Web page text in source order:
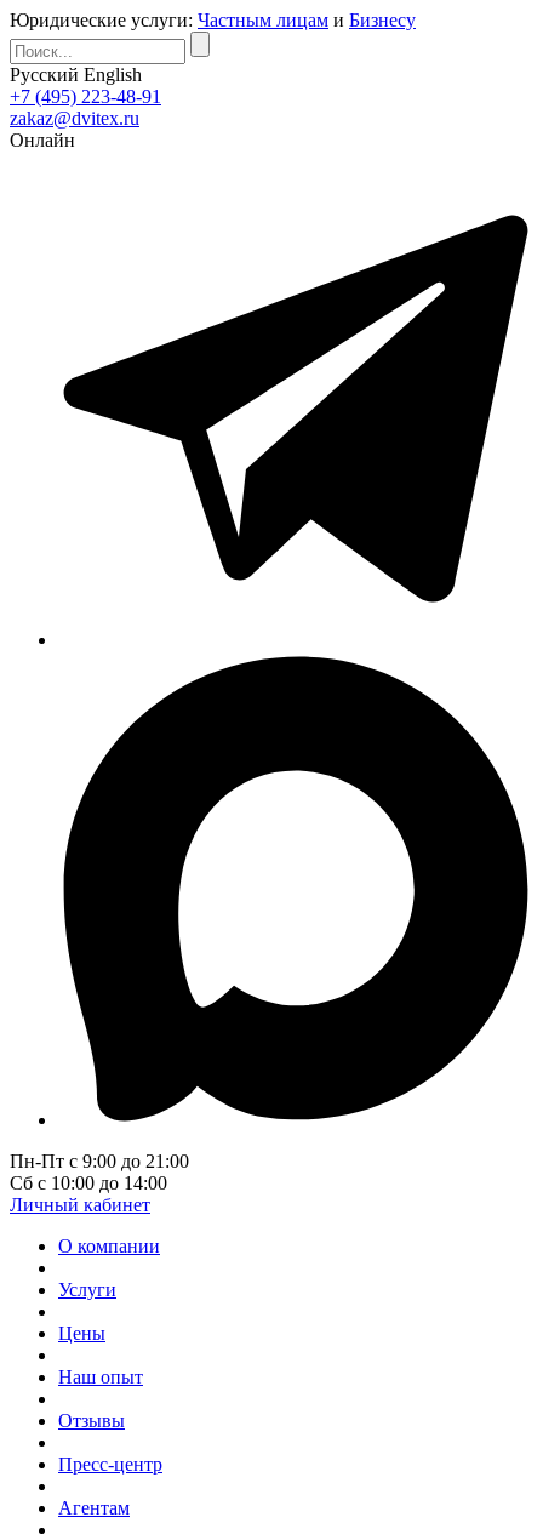
Юридические услуги: Частным лицам и Бизнесу
Русский English
+7 (495) 223-48-91
zakaz@dvitex.ru
Онлайн
Пн-Пт с 9:00 до 21:00
Сб с 10:00 до 14:00
Личный кабинет
О компании
Услуги
Цены
Наш опыт
Отзывы
Пресс-центр
Агентам